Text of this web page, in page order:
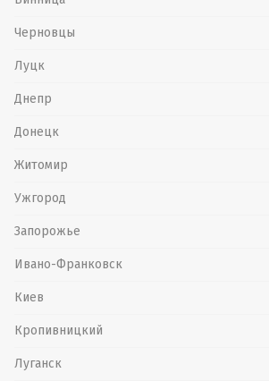
Черновцы
Луцк
Днепр
Донецк
Житомир
Ужгород
Запорожье
Ивано-Франковск
Киев
Кропивницкий
Луганск